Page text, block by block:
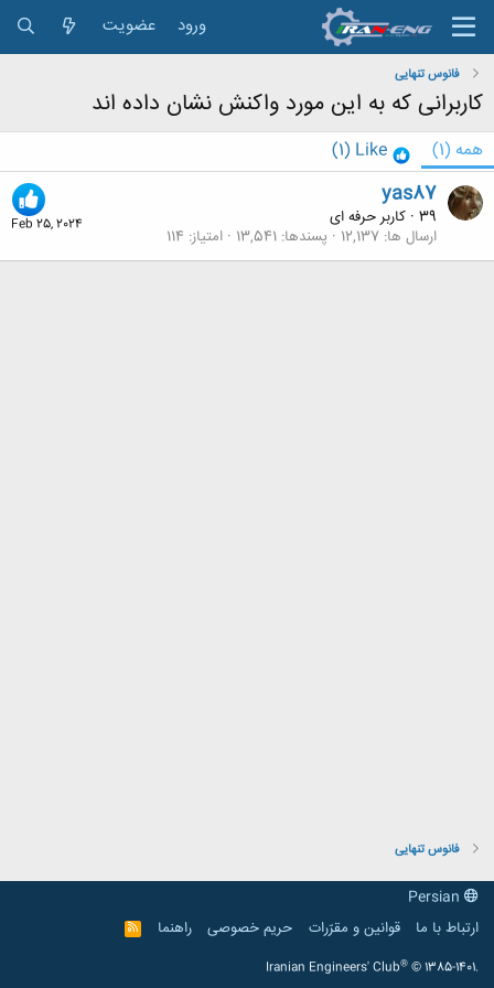
ورود عضویت
فانوس تنهایی
کاربرانی که به این مورد واکنش نشان داده اند
همه (1)
Like
(1)
Feb 25, 2024
yas87
کاربر حرفه ای · 39
ارسال ها 12,137 پسندها 13,541 امتیاز 114
فانوس تنهایی
ارتباط با ما
قوانین و مقرّرات حریم خصوصی راهنما
R
S
Iranian Engineers' Club® © 1385-1401.